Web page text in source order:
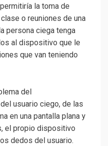
la toma de
o reuniones de una
persona ciega tenga
al dispositivo que le
que van teniendo
del
usuario ciego, de las
en una pantalla plana y
el propio dispositivo
dedos del usuario.